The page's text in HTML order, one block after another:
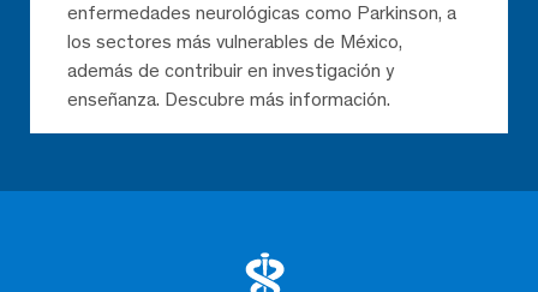
enfermedades neurológicas como Parkinson, a
los sectores más vulnerables de México,
además de contribuir en investigación y
enseñanza. Descubre más información.